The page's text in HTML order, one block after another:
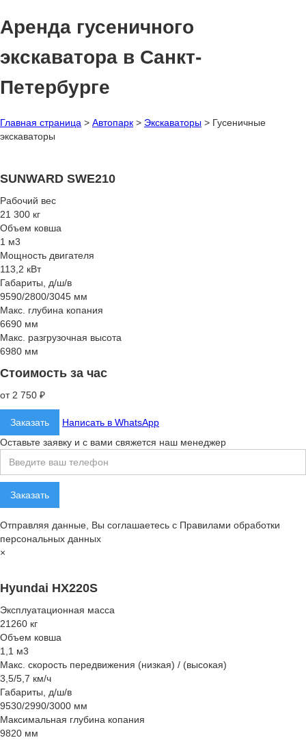
Аренда гусеничного
экскаватора в Санкт-
Петербурге
Главная страница > Автопарк > Экскаваторы > Гусеничные
экскаваторы
SUNWARD SWE210
Рабочий вес
21 300 кг
Объем ковша
1 м3
Мощность двигателя
113,2 кВт
Габариты, д/ш/в
9590/2800/3045 мм
Макс. глубина копания
6690 мм
Макс. разгрузочная высота
6980 мм
Стоимость за час
от 2 750 ₽
Заказать
Написать в WhatsApp
Оставьте заявку и с вами свяжется наш менеджер
Отправляя данные, Вы соглашаетесь с Правилами обработки
персональных данных
×
Hyundai HX220S
Эксплуатационная масса
21260 кг
Объем ковша
1,1 м3
Макс. скорость передвижения (низкая) / (высокая)
3,5/5,7 км/ч
Габариты, д/ш/в
9530/2990/3000 мм
Максимальная глубина копания
9820 мм